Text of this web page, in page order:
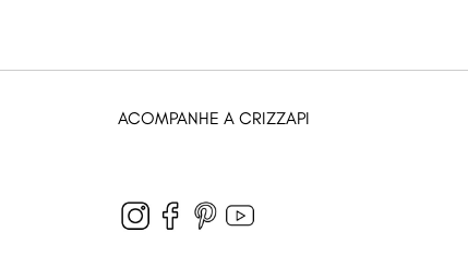
ACOMPANHE A CRIZZAPI